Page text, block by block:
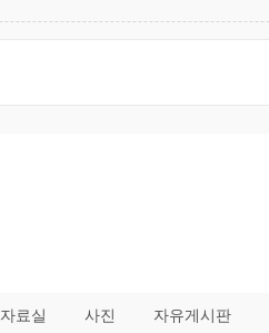
자료실 사진 자유게시판